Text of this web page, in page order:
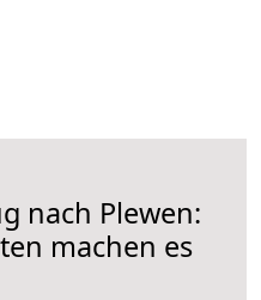
nach Plewen:
machen es